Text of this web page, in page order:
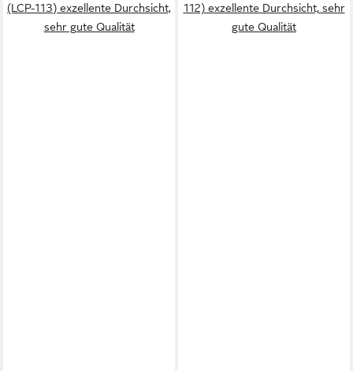
(LCP-113) exzellente Durchsicht,
sehr gute Qualität
112) exzellente Durchsicht, sehr
gute Qualität